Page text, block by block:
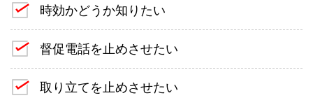
時効かどうか知りたい
督促電話を止めさせたい
取り立てを止めさせたい